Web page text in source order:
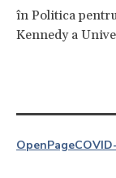
în Politica
Kennedy a
OpenPage